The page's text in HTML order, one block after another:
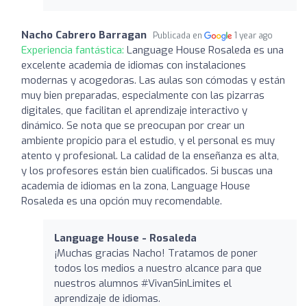
Nacho Cabrero Barragan Publicada en 1 year ago
Experiencia fantástica: Language House Rosaleda es una
excelente academia de idiomas con instalaciones
modernas y acogedoras. Las aulas son cómodas y están
muy bien preparadas, especialmente con las pizarras
digitales, que facilitan el aprendizaje interactivo y
dinámico. Se nota que se preocupan por crear un
ambiente propicio para el estudio, y el personal es muy
atento y profesional. La calidad de la enseñanza es alta,
y los profesores están bien cualificados. Si buscas una
academia de idiomas en la zona, Language House
Rosaleda es una opción muy recomendable.
Language House - Rosaleda
¡Muchas gracias Nacho! Tratamos de poner
todos los medios a nuestro alcance para que
nuestros alumnos #VivanSinLimites el
aprendizaje de idiomas.